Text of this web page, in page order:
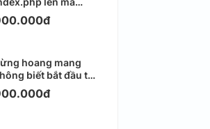
biết viết gì tiếp
hoang mang
biết bắt đầu từ
với Email